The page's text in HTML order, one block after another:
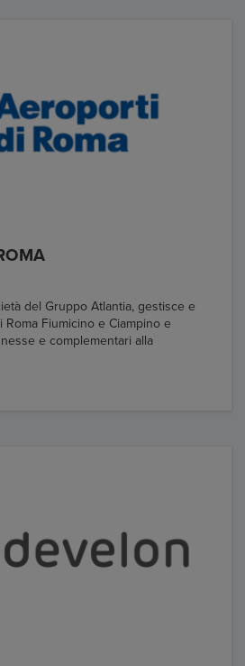
del Gruppo Atlantia, gestisce e
Fiumicino e Ciampino e
e complementari alla